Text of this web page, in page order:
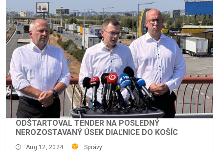
ODŠTARTOVAL TENDER NA POSLEDNÝ
NEROZOSTAVANÝ ÚSEK DIAĽNICE DO KOŠÍC
Aug 12, 2024 Správy